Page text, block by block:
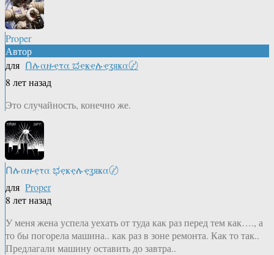
Proper
Автор
для Ոሉαዙҿτα ಭҿҝҿሉҿʓяҝα〄
8 лет назад
Это случайность, конечно же.
Ոሉαዙҿτα ಭҿҝҿሉҿʓяҝα〄
для Proper
8 лет назад
У меня жена успела уехать от туда как раз перед тем как…., а
то бы погорела машина.. как раз в зоне ремонта. Как то так..
Предлагали машину оставить до завтра..